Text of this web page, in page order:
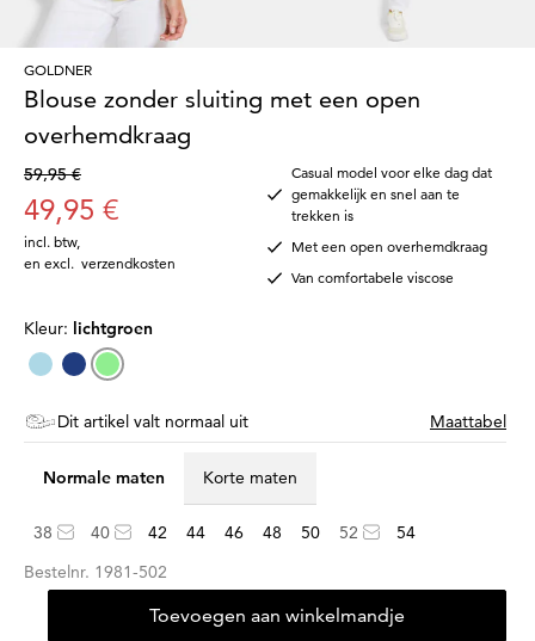
GOLDNER
Blouse zonder sluiting met een open
overhemdkraag
59,95 €
49,95 €
incl. btw,
en excl. verzendkosten
Casual model voor elke dag dat
gemakkelijk en snel aan te
trekken is
Met een open overhemdkraag
Van comfortabele viscose
Kleur: lichtgroen
Dit artikel valt normaal uit Maattabel
Normale maten Korte maten
38 40 42 44 46 48 50 52
54
Bestelnr. 1981-502
Toevoegen aan winkelmandje